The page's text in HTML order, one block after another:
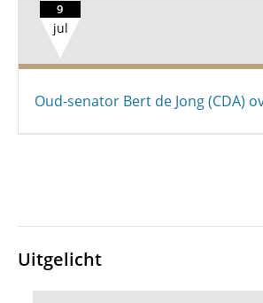
Uitgelicht
9
jul
Oud-senator Bert de Jong (CDA)